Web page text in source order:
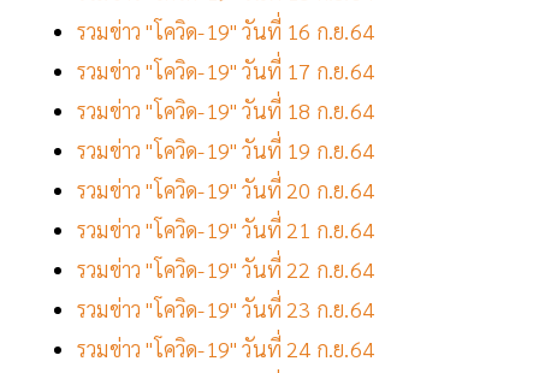
รวมข่าว "โควิด-19" วันที่ 16 ก.ย.64
รวมข่าว "โควิด-19" วันที่ 17 ก.ย.64
รวมข่าว "โควิด-19" วันที่ 18 ก.ย.64
รวมข่าว "โควิด-19" วันที่ 19 ก.ย.64
รวมข่าว "โควิด-19" วันที่ 20 ก.ย.64
รวมข่าว "โควิด-19" วันที่ 21 ก.ย.64
รวมข่าว "โควิด-19" วันที่ 22 ก.ย.64
รวมข่าว "โควิด-19" วันที่ 23 ก.ย.64
รวมข่าว "โควิด-19" วันที่ 24 ก.ย.64